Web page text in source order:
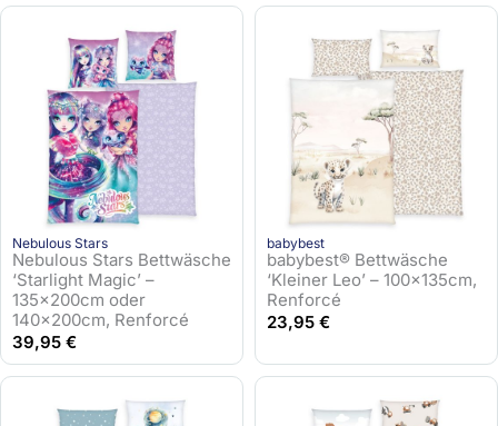
Nebulous Stars
Nebulous Stars Bettwäsche
‘Starlight Magic’ –
135x200cm oder
140x200cm, Renforcé
39,95 €
babybest
babybest® Bettwäsche
‘Kleiner Leo’ – 100x135cm,
Renforcé
23,95 €